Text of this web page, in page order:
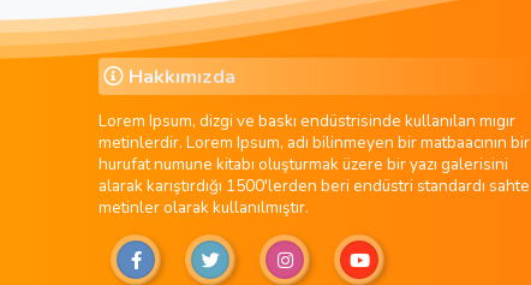
Hakkımızda
Lorem Ipsum, dizgi ve baskı endüstrisinde kullanılan mıgır
metinlerdir. Lorem Ipsum, adı bilinmeyen bir matbaacının bir
hurufat numune kitabı oluşturmak üzere bir yazı galerisini
alarak karıştırdığı 1500'lerden beri endüstri standardı sahte
metinler olarak kullanılmıştır.